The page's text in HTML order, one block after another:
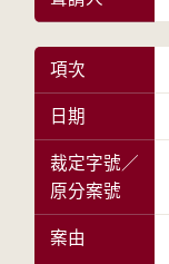
項次
日期
裁定字號／
原分案號
案由